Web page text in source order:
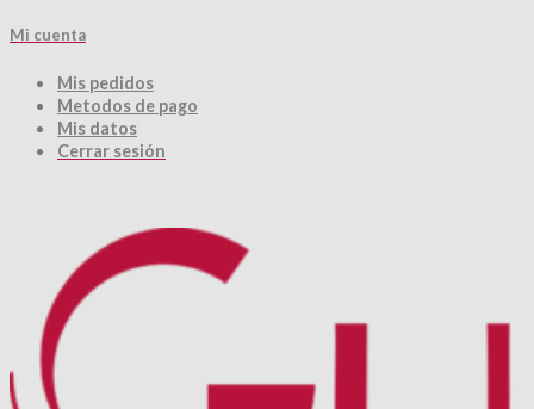
Mi cuenta
Mis pedidos
Metodos de pago
Mis datos
Cerrar sesión